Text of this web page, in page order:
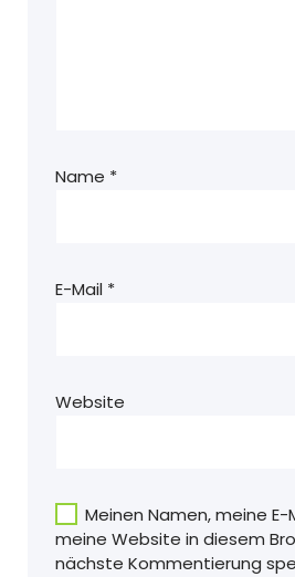
Name *
E-Mail *
Website
Meinen Namen, meine
meine Website in diesem
nächste Kommentierung